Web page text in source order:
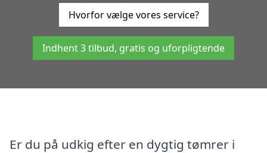
Hvorfor vælge vores service?
Indhent 3 tilbud, gratis og uforpligtende
Er du på udkig efter en dygtig tømrer i